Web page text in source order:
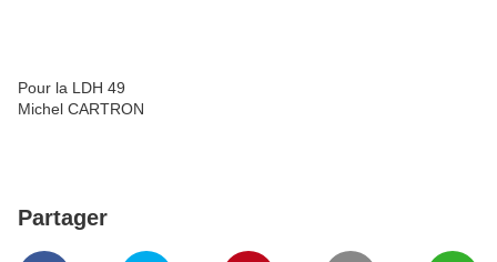
Pour la LDH 49
Michel CARTRON
Partager